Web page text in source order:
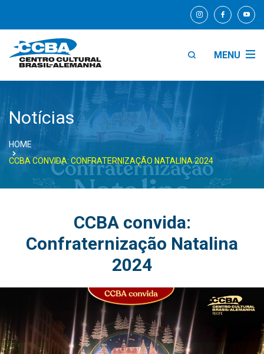
MENU
Notícias
HOME
CCBA CONVIDA: CONFRATERNIZAÇÃO NATALINA 2024
CCBA convida:
Confraternização Natalina
2024